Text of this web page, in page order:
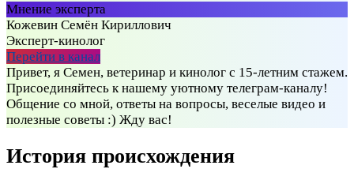
Мнение эксперта
Кожевин Семён Кириллович
Эксперт-кинолог
Перейти в канал
Привет, я Семен, ветеринар и кинолог с 15-летним стажем.
Присоединяйтесь к нашему уютному телеграм-каналу!
Общение со мной, ответы на вопросы, веселые видео и
полезные советы :) Жду вас!
История происхождения